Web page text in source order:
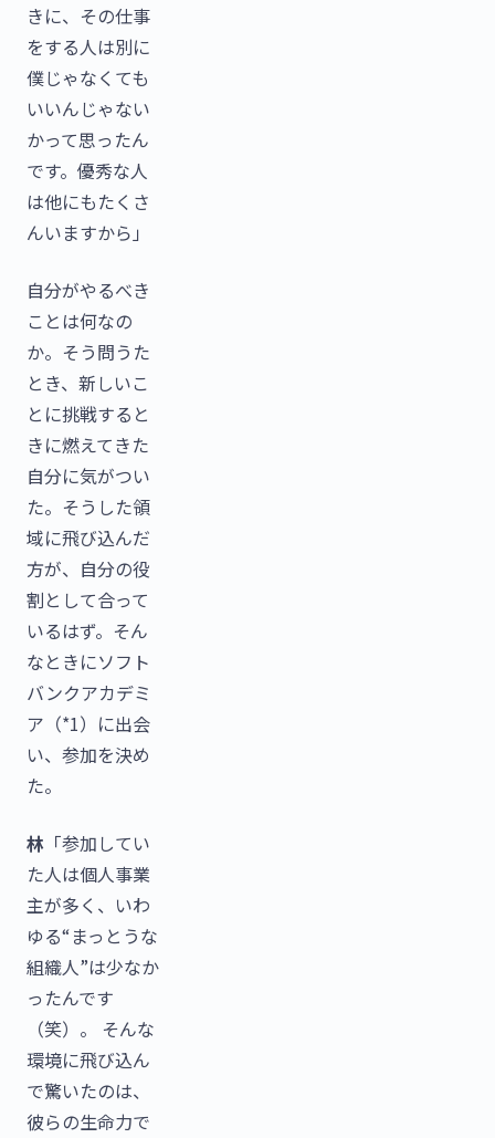
きに、その仕事
をする人は別に
僕じゃなくても
いいんじゃない
かって思ったん
です。優秀な人
は他にもたくさ
んいますから」
自分がやるべき
ことは何なの
か。そう問うた
とき、新しいこ
とに挑戦すると
きに燃えてきた
自分に気がつい
た。そうした領
域に飛び込んだ
方が、自分の役
割として合って
いるはず。そん
なときにソフト
バンクアカデミ
ア（*1）に出会
い、参加を決め
た。
林 「参加してい
た人は個人事業
主が多く、いわ
ゆる“まっとうな
組織人”は少なか
ったんです
（笑）。 そんな
環境に飛び込ん
で驚いたのは、
彼らの生命力で